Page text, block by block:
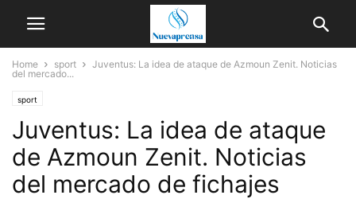
Home sport
Juventus: La idea de ataque de Azmoun Zenit. Noticias
del mercado...
sport
Juventus: La idea de ataque
de Azmoun Zenit. Noticias
del mercado de fichajes